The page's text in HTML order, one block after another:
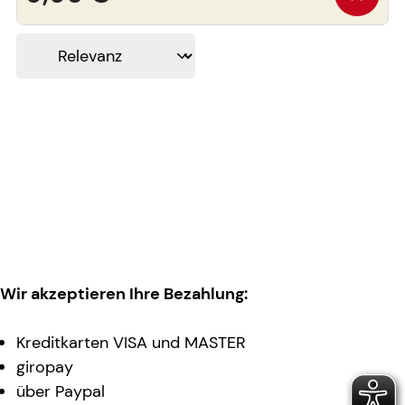
Wir akzeptieren Ihre Bezahlung:
Kreditkarten VISA und MASTER
giropay
über Paypal